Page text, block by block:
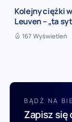
Kolejny ciężki
Leuven – „ta
167 Wyświetleń
BĄDŹ NA
Zapisz się